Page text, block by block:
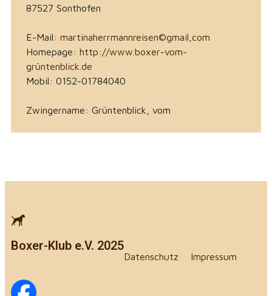
87527 Sonthofen
E-Mail: martinaherrmannreisen©gmail,com
Homepage: http://www.boxer-vom-
grüntenblick.de
Mobil: 0152-01784040
Zwingername: Grüntenblick, vom
Boxer-Klub e.V. 2025
Datenschutz Impressum